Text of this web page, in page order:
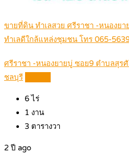
ขายที่ดิน ทำเลสวย ศรีราชา -หนองย
ทำเลดีใกล้แหล่งชุมชน โทร 065-
ศรีราชา -หนองยายบู่ ซอย9 ตำบลสุร
ชลบุรี
6ไร่
1 งาน
3 ตารางวา
2 ปี ago